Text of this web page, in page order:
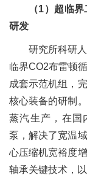
（1）超临
研发
研究所科研
临界CO2布雷顿
成套示范机组，
核心装备的研制
蒸汽生产，在
泵，解决了宽温
心压缩机宽裕度
轴承关键技术，